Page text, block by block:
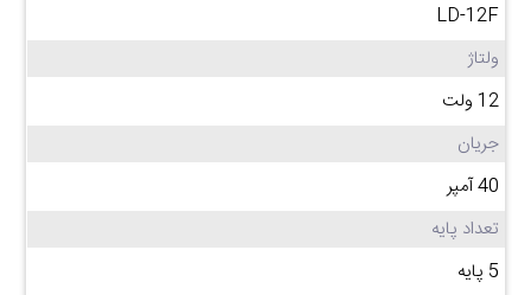
LD-12F
ولتاژ
12 ولت
جریان
40 آمپر
تعداد پایه
5 پایه